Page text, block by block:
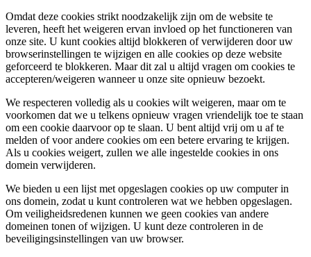
Omdat deze cookies strikt noodzakelijk zijn om de website te
leveren, heeft het weigeren ervan invloed op het functioneren van
onze site. U kunt cookies altijd blokkeren of verwijderen door uw
browserinstellingen te wijzigen en alle cookies op deze website
geforceerd te blokkeren. Maar dit zal u altijd vragen om cookies te
accepteren/weigeren wanneer u onze site opnieuw bezoekt.
We respecteren volledig als u cookies wilt weigeren, maar om te
voorkomen dat we u telkens opnieuw vragen vriendelijk toe te staan
om een cookie daarvoor op te slaan. U bent altijd vrij om u af te
melden of voor andere cookies om een betere ervaring te krijgen.
Als u cookies weigert, zullen we alle ingestelde cookies in ons
domein verwijderen.
We bieden u een lijst met opgeslagen cookies op uw computer in
ons domein, zodat u kunt controleren wat we hebben opgeslagen.
Om veiligheidsredenen kunnen we geen cookies van andere
domeinen tonen of wijzigen. U kunt deze controleren in de
beveiligingsinstellingen van uw browser.